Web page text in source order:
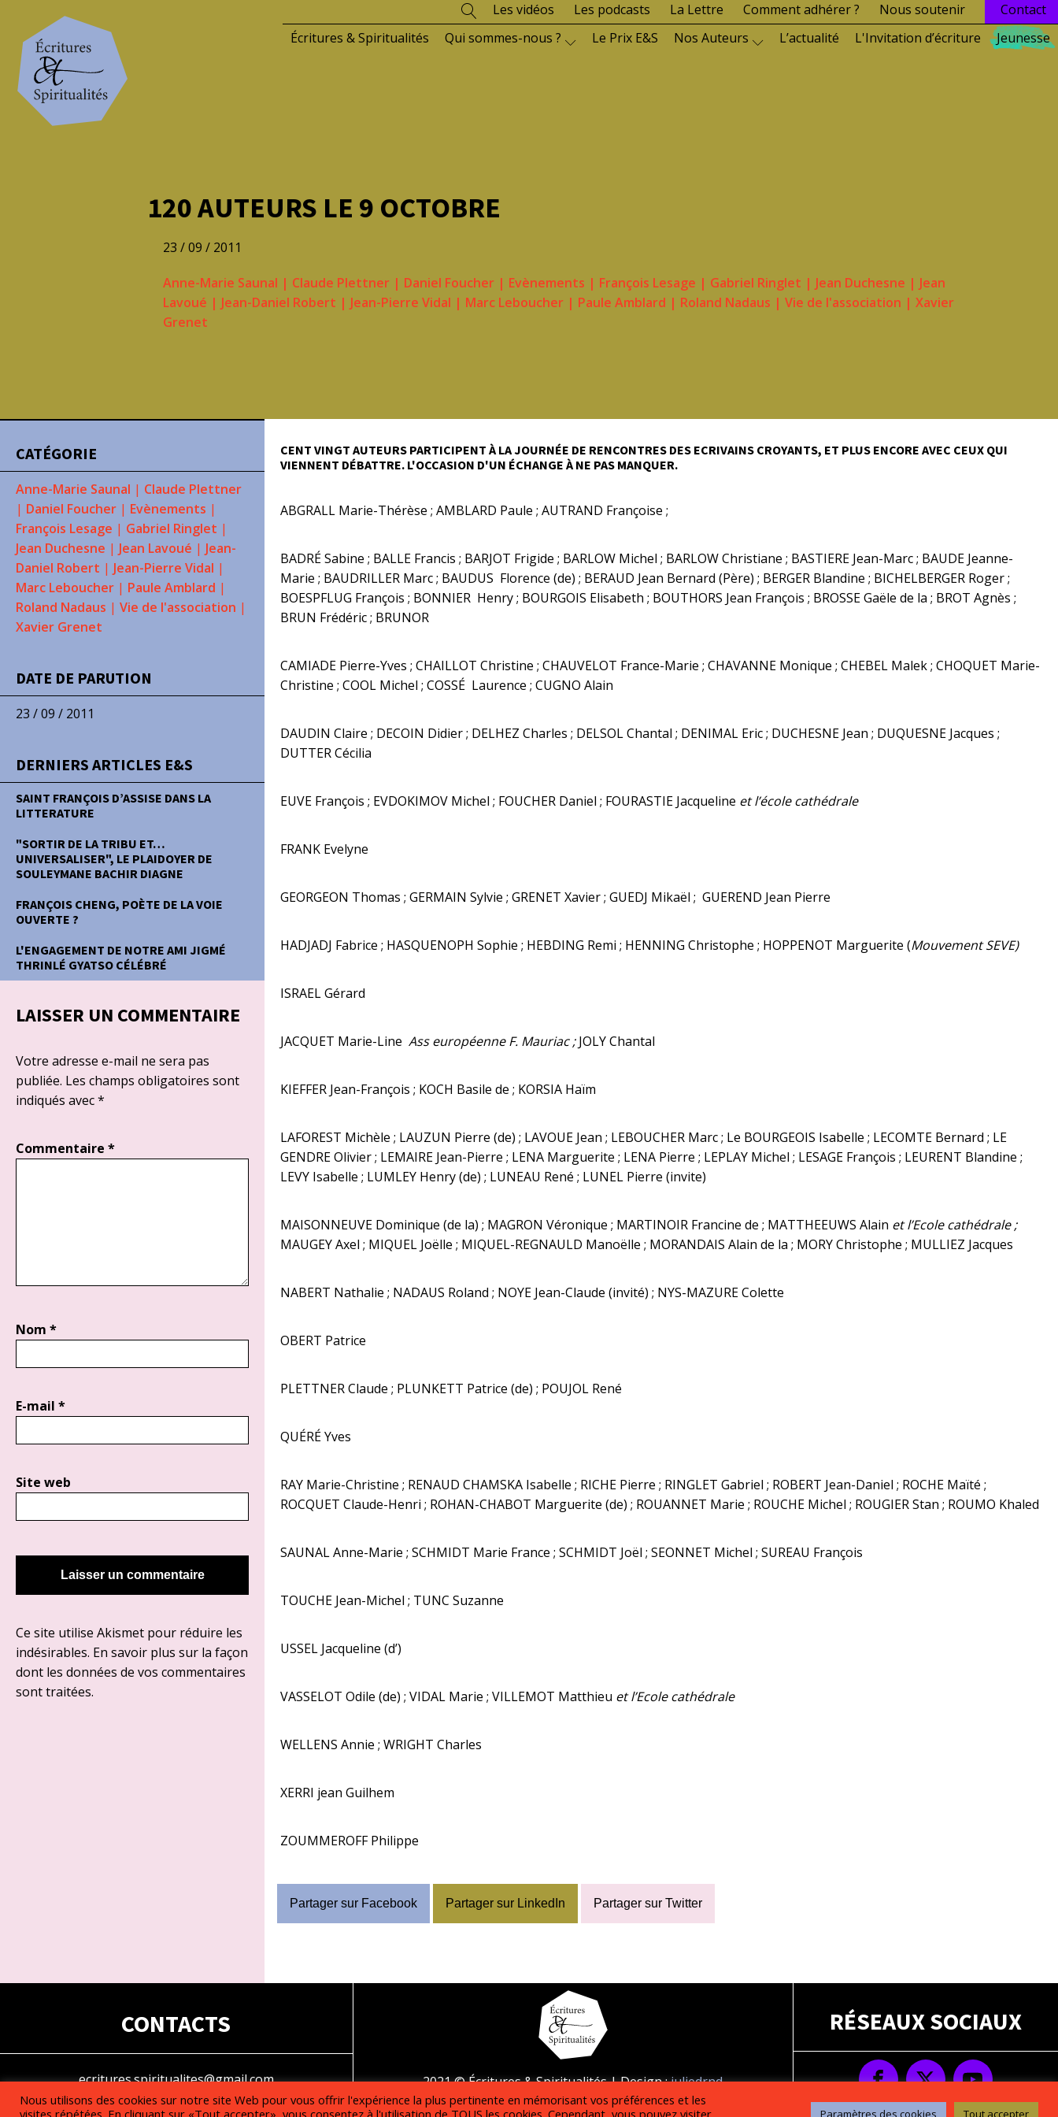
Les vidéos Les podcasts La Lettre Comment adhérer ? Nous soutenir
Contact
Écritures & Spiritualités
Qui sommes-nous ? Le Prix E&S Nos Auteurs L’actualité L'Invitation d’écriture Jeunesse
120 AUTEURS LE 9 OCTOBRE
23 / 09 / 2011
Anne-Marie Saunal | Claude Plettner | Daniel Foucher | Evènements | François Lesage | Gabriel Ringlet | Jean Duchesne | Jean
Lavoué | Jean-Daniel Robert | Jean-Pierre Vidal | Marc Leboucher | Paule Amblard | Roland Nadaus | Vie de l'association | Xavier
Grenet
CATÉGORIE
Anne-Marie Saunal | Claude Plettner
| Daniel Foucher | Evènements |
François Lesage | Gabriel Ringlet |
Jean Duchesne | Jean Lavoué | Jean-
Daniel Robert | Jean-Pierre Vidal |
Marc Leboucher | Paule Amblard |
Roland Nadaus | Vie de l'association |
Xavier Grenet
DATE DE PARUTION
23 / 09 / 2011
DERNIERS ARTICLES E&S
SAINT FRANÇOIS D’ASSISE DANS LA
LITTERATURE
"SORTIR DE LA TRIBU ET…
UNIVERSALISER", LE PLAIDOYER DE
SOULEYMANE BACHIR DIAGNE
FRANÇOIS CHENG, POÈTE DE LA VOIE
OUVERTE ?
L'ENGAGEMENT DE NOTRE AMI JIGMÉ
THRINLÉ GYATSO CÉLÉBRÉ
LAISSER UN COMMENTAIRE
Votre adresse e-mail ne sera pas
publiée. Les champs obligatoires sont
indiqués avec*
Commentaire *
Nom *
E-mail *
Site web
Ce site utilise Akismet pour réduire les
indésirables. En savoir plus sur la façon
dont les données de vos commentaires
sont traitées.
CENT VINGT AUTEURS PARTICIPENT À LA JOURNÉE DE RENCONTRES DES ECRIVAINS CROYANTS, ET PLUS ENCORE AVEC CEUX QUI
VIENNENT DÉBATTRE. L'OCCASION D'UN ÉCHANGE À NE PAS MANQUER.
ABGRALL Marie-Thérèse ; AMBLARD Paule ; AUTRAND Françoise ;
BADRÉ Sabine ; BALLE Francis ; BARJOT Frigide ; BARLOW Michel ; BARLOW Christiane ; BASTIERE Jean-Marc ; BAUDE Jeanne-
Marie ; BAUDRILLER Marc ; BAUDUS Florence (de) ; BERAUD Jean Bernard (Père) ; BERGER Blandine ; BICHELBERGER Roger ;
BOESPFLUG François ; BONNIER Henry ; BOURGOIS Elisabeth ; BOUTHORS Jean François ; BROSSE Gaële de la ; BROT Agnès ;
BRUN Frédéric ; BRUNOR
CAMIADE Pierre-Yves ; CHAILLOT Christine ; CHAUVELOT France-Marie ; CHAVANNE Monique ; CHEBEL Malek ; CHOQUET Marie-
Christine ; COOL Michel ; COSSÉ Laurence ; CUGNO Alain
DAUDIN Claire ; DECOIN Didier ; DELHEZ Charles ; DELSOL Chantal ; DENIMAL Eric ; DUCHESNE Jean ; DUQUESNE Jacques ;
DUTTER Cécilia
EUVE François ; EVDOKIMOV Michel ; FOUCHER Daniel ; FOURASTIE Jacqueline et l’école cathédrale
FRANK Evelyne
GEORGEON Thomas ; GERMAIN Sylvie ; GRENET Xavier ; GUEDJ Mikaël ; GUEREND Jean Pierre
HADJADJ Fabrice ; HASQUENOPH Sophie ; HEBDING Remi ; HENNING Christophe ; HOPPENOT Marguerite (Mouvement SEVE)
ISRAEL Gérard
JACQUET Marie-Line Ass européenne F. Mauriac ;JOLY Chantal
KIEFFER Jean-François ; KOCH Basile de ; KORSIA Haïm
LAFOREST Michèle ; LAUZUN Pierre (de) ; LAVOUE Jean ; LEBOUCHER Marc ; Le BOURGEOIS Isabelle ; LECOMTE Bernard ; LE
GENDRE Olivier ; LEMAIRE Jean-Pierre ; LENA Marguerite ; LENA Pierre ; LEPLAY Michel ; LESAGE François ; LEURENT Blandine ;
LEVY Isabelle ; LUMLEY Henry (de) ; LUNEAU René ; LUNEL Pierre (invite)
MAISONNEUVE Dominique (de la) ; MAGRON Véronique ; MARTINOIR Francine de ; MATTHEEUWS Alain et l’Ecole cathédrale ;
MAUGEY Axel ; MIQUEL Joëlle ; MIQUEL-REGNAULD Manoëlle ; MORANDAIS Alain de la ; MORY Christophe ; MULLIEZ Jacques
NABERT Nathalie ; NADAUS Roland ; NOYE Jean-Claude (invité) ; NYS-MAZURE Colette
OBERT Patrice
PLETTNER Claude ; PLUNKETT Patrice (de) ; POUJOL René
QUÉRÉ Yves
RAY Marie-Christine ; RENAUD CHAMSKA Isabelle ; RICHE Pierre ; RINGLET Gabriel ; ROBERT Jean-Daniel ; ROCHE Maïté ;
ROCQUET Claude-Henri ; ROHAN-CHABOT Marguerite (de) ; ROUANNET Marie ; ROUCHE Michel ; ROUGIER Stan ; ROUMO Khaled
SAUNAL Anne-Marie ; SCHMIDT Marie France ; SCHMIDT Joël ; SEONNET Michel ; SUREAU François
TOUCHE Jean-Michel ; TUNC Suzanne
USSEL Jacqueline (d’)
VASSELOT Odile (de) ; VIDAL Marie ; VILLEMOT Matthieu et l’Ecole cathédrale
WELLENS Annie ; WRIGHT Charles
XERRI jean Guilhem
ZOUMMEROFF Philippe
Partager sur Facebook Partager sur LinkedIn Partager sur Twitter
CONTACTS
ecritures.spiritualites@gmail.com 2021 © Écritures & Spiritualités | Design :juliedrnd
Mentions légales
RÉSEAUX SOCIAUX
Nous utilisons des cookies sur notre site Web pour vous offrir l'expérience la plus pertinente en mémorisant vos préférences et les
visites répétées. En cliquant sur «Tout accepter», vous consentez à l'utilisation de TOUS les cookies. Cependant, vous pouvez visiter
Paramètres des cookies Tout accepter